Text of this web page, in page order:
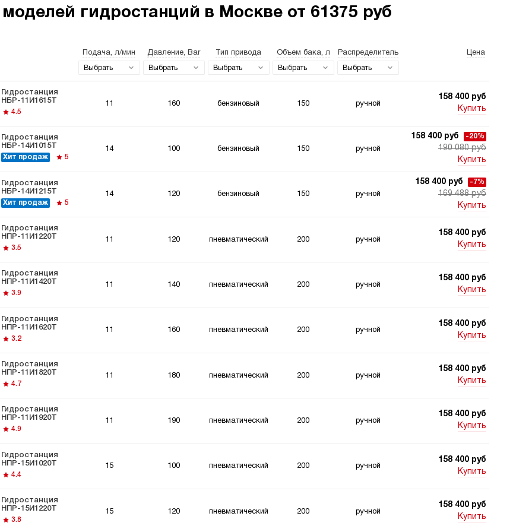
220
Гидростанции
мощностью 5 кВт
Гидростанции для свай
Двухпоточные
гидростанции
для
для
моделей гидростанций в Москве от 61375 руб
Подача, л/мин
Выбрать
Давление, Bar
Выбрать
Тип привода
Выбрать
Объем бака, л
Выбрать
Распределитель
Выбрать
Цена
Гидростанция
НБР-11И1615Т
4.5
158 400 руб
Купить
11 160 бензиновый 150 ручной
Гидростанция
НБР-14И1015Т
Хит продаж
5
158 400 руб -20%
190 080 руб
Купить
14 100 бензиновый 150 ручной
Гидростанция
НБР-14И1215Т
Хит продаж
5
158 400 руб -7%
169 488 руб
Купить
14 120 бензиновый 150 ручной
Гидростанция
НПР-11И1220Т
3.5
158 400 руб
Купить
11 120 пневматический 200 ручной
Гидростанция
НПР-11И1420Т
3.9
158 400 руб
Купить
11 140 пневматический 200 ручной
Гидростанция
НПР-11И1620Т
3.2
158 400 руб
Купить
160 пневматический 200 ручной
Гидростанция
НПР-11И1820Т
4.7
158 400 руб
Купить
11 180 пневматический 200 ручной
Гидростанция
НПР-11И1920Т
4.9
158 400 руб
Купить
11 190 пневматический 200 ручной
Гидростанция
НПР-15И1020Т
4.4
158 400 руб
Купить
15 100 пневматический 200 ручной
Гидростанция
НПР-15И1220Т
3.8
158 400 руб
Купить
15 120 пневматический 200 ручной